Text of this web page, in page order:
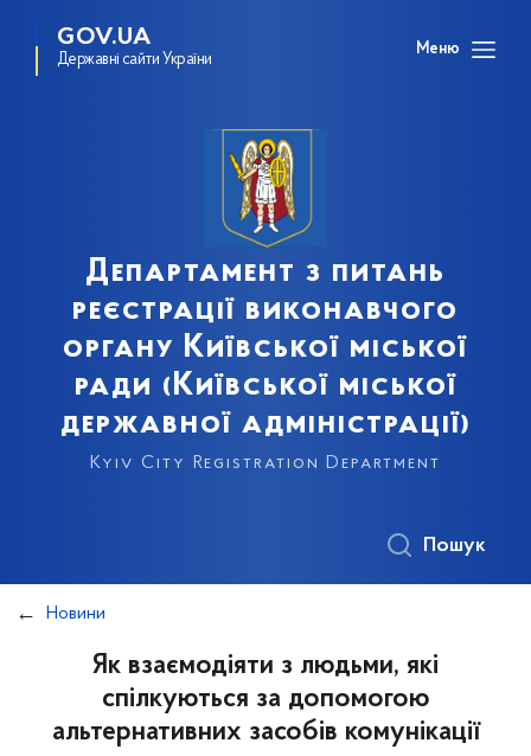
GOV.UA
Державні сайти України
Меню
Департамент з питань
реєстрації виконавчого
органу Київської міської
ради (Київської міської
державної адміністрації)
Kyiv City Registration Department
Пошук
Новини
Як взаємодіяти з людьми, які
спілкуються за допомогою
альтернативних засобів комунікації